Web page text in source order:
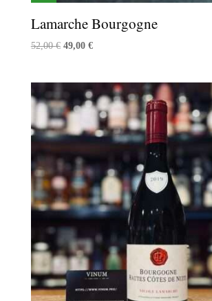
Lamarche Bourgogne
52,00€ Le
52,00 €.
49,00 €Le
est :
49,00 €.